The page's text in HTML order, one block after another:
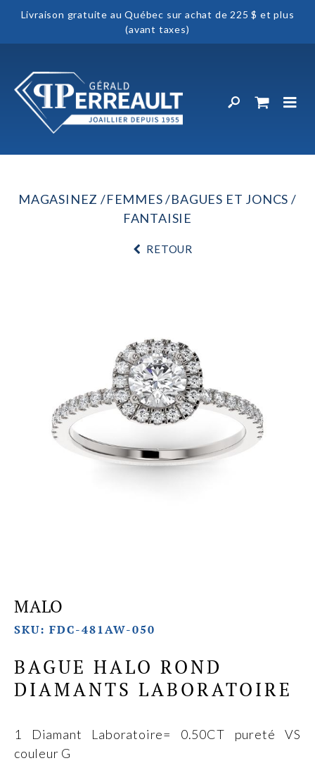
Livraison gratuite au Québec sur achat de 225 $ et plus
(avant taxes)
MAGASINEZ FEMMES
BAGUES ET JONCS
FANTAISIE
RETOUR
MALO
SKU: FDC-481AW-050
BAGUE HALO ROND
DIAMANTS LABORATOIRE
1 Diamant Laboratoire= 0.50CT pureté VS
couleur G